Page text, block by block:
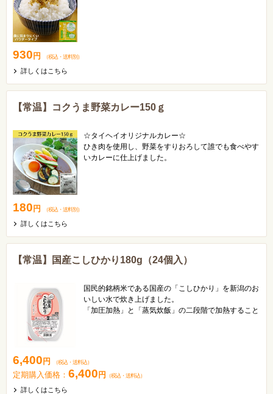
930 円 （税込・ 送料別 ）
詳しくはこちら
【常温】コクうま野菜カレー150ｇ
☆タイヘイオリジナルカレー☆
ひき肉を使用し、野菜をすりおろして誰でも食べやす
いカレーに仕上げました。
180 円 （税込・ 送料別 ）
詳しくはこちら
【常温】国産こしひかり180g（24個入）
国民的銘柄米である国産の「こしひかり」を新潟のお
いしい水で炊き上げました。
「加圧加熱」と「蒸気炊飯」の二段階で加熱すること
6,400 円 （税込・ 送料込）
定期購入価格： 6,400 円 （税込・ 送料込）
詳しくはこちら